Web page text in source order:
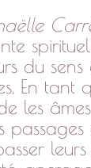
du sens
En tant
les